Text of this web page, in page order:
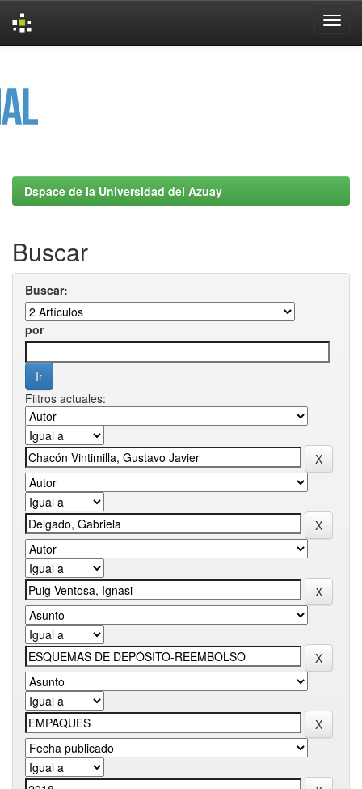
Dspace de la Universidad del Azuay
Buscar
Buscar:
por
Filtros actuales: